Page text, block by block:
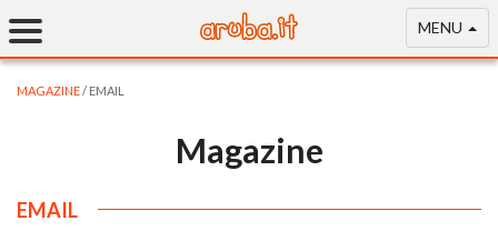
MENU
MAGAZINE/ EMAIL
Magazine
EMAIL